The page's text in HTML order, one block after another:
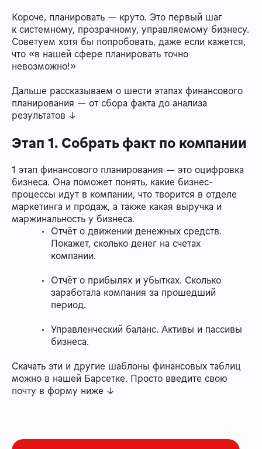
Короче, планировать — круто. Это первый шаг
к системному, прозрачному, управляемому бизнесу.
Советуем хотя бы попробовать, даже если кажется,
что «в нашей сфере планировать точно
невозможно!»
Дальше рассказываем о шести этапах финансового
планирования — от сбора факта до анализа
результатов ↓
Этап 1. Собрать факт по компании
1 этап финансового планирования — это оцифровка
бизнеса. Она поможет понять, какие бизнес-
процессы идут в компании, что творится в отделе
маркетинга и продаж, а также какая выручка и
маржинальность у бизнеса.
Отчёт о движении денежных средств.
Покажет, сколько денег на счетах
компании.
Отчёт о прибылях и убытках. Сколько
заработала компания за прошедший
период.
Управленческий баланс. Активы и пассивы
бизнеса.
Скачать эти и другие шаблоны финансовых таблиц
можно в нашей Барсетке. Просто введите свою
почту в форму ниже ↓